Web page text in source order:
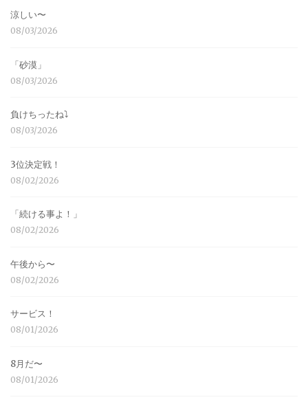
涼しい〜
08/03/2026
「砂漠」
08/03/2026
負けちったね⤵︎
08/03/2026
3位決定戦！
08/02/2026
「続ける事よ！」
08/02/2026
午後から〜
08/02/2026
サービス！
08/01/2026
8月だ〜
08/01/2026